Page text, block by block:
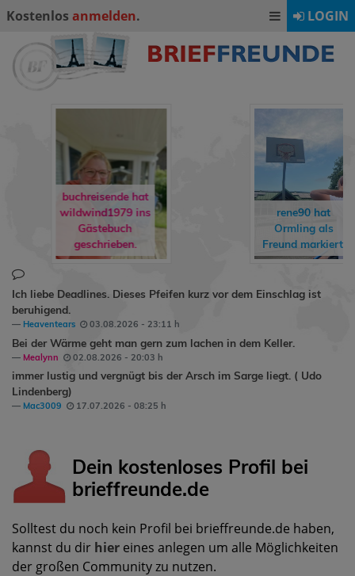
Kostenlos anmelden. LOGIN
buchreisende hat
wildwind1979ins
Gästebuch
geschrieben.
rene90 hat
Ormlingals
Freund markiert.
Ich liebe Deadlines. Dieses Pfeifen kurz vor dem Einschlag ist
beruhigend.
Heaventears 03.08.2026 - 23:11 h
Bei der Wärme geht man gern zum lachen in dem Keller.
Mealynn 02.08.2026 - 20:03 h
immer lustig und vergnügt bis der Arsch im Sarge liegt. ( Udo
Lindenberg)
Mac3009 17.07.2026 - 08:25 h
Dein kostenloses Profil bei
brieffreunde.de
Solltest du noch kein Profil bei brieffreunde.de haben,
kannst du dir hier eines anlegen um alle Möglichkeiten
der großen Community zu nutzen.